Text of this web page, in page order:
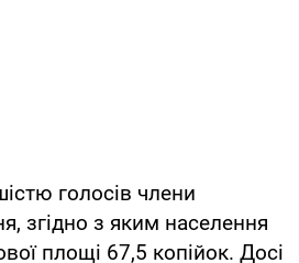
голосів члени
згідно з яким населення
площі 67,5 копійок. Досі